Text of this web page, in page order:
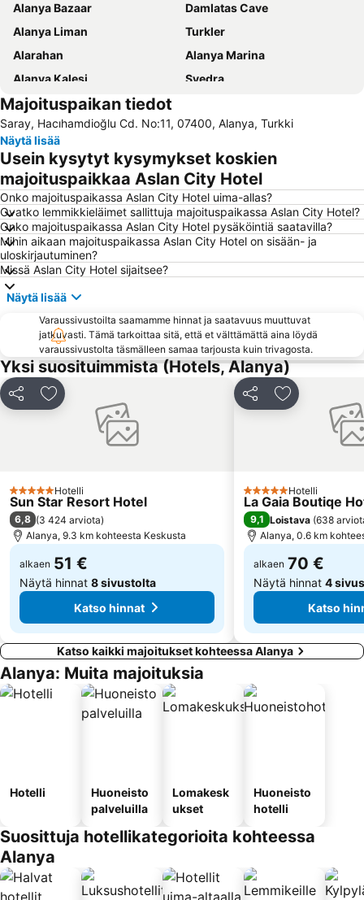
Alanya Bazaar
Damlatas Cave
Alanya Liman
Turkler
Alarahan
Alanya Marina
Alanya Kalesi
Syedra
Gazipaşa Airport
Mahmutlar Beach
Damlatas Public Beach
Kargicak
Alanya Bus Terminal
Damlatas Aqua Center
Alanya Triatlon
Statue of Ataturk
Dim River
Kizil Kule
Portakal Plajı
Sealanya Dolphin Park
Summer Garden
Dim Dam
Majoituspaikan tiedot
Saray, Hacıhamdioğlu Cd. No:11, 07400, Alanya, Turkki
Näytä lisää
Usein kysytyt kysymykset koskien
majoituspaikkaa Aslan City Hotel
Onko majoituspaikassa Aslan City Hotel uima-allas?
Ovatko lemmikkieläimet sallittuja majoituspaikassa Aslan City Hotel?
Onko majoituspaikassa Aslan City Hotel pysäköintiä saatavilla?
Mihin aikaan majoituspaikassa Aslan City Hotel on sisään- ja
uloskirjautuminen?
Missä Aslan City Hotel sijaitsee?
Näytä lisää
Varaussivustoilta saamamme hinnat ja saatavuus muuttuvat
jatkuvasti. Tämä tarkoittaa sitä, että et välttämättä aina löydä
varaussivustolta täsmälleen samaa tarjousta kuin trivagosta.
Yksi suosituimmista (Hotels, Alanya)
Jaa Lisää suosikkeihin
5 Tähtiluokitus
Hotelli
Sun Star Resort Hotel
6,8 (3 424 arviota)
Alanya, 9.3 km kohteesta Keskusta
alkaen 51 €
Näytä hinnat 8 sivustolta
Katso hinnat
Jaa Lisää
5 Tähtiluokitus
Hotelli
La Gaia Boutiqe
9,1 Loistava (638
Alanya, 0.6 km
alkaen 70 €
Näytä hinnat 4
Katso
Katso kaikki majoitukset kohteessa Alanya
Alanya: Muita majoituksia
Hotelli
Huoneisto
palveluilla
Lomakesk
ukset
Huoneisto
hotelli
Suosittuja hotellikategorioita kohteessa
Alanya